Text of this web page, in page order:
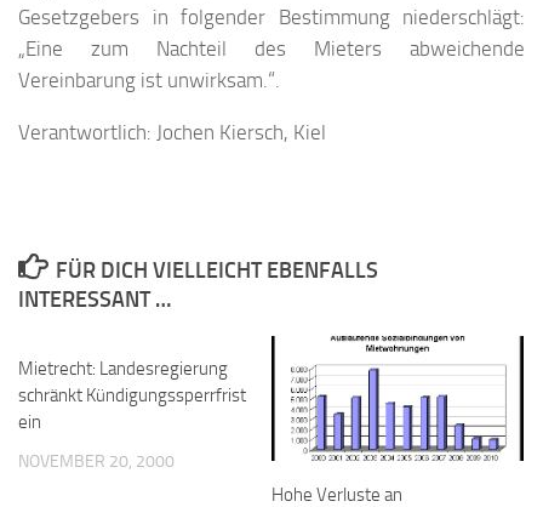
Gesetzgebers in folgender Bestimmung niederschlägt:
„Eine zum Nachteil des Mieters abweichende
Vereinbarung ist unwirksam.“.
Verantwortlich: Jochen Kiersch, Kiel
FÜR DICH VIELLEICHT EBENFALLS
INTERESSANT …
Mietrecht: Landesregierung
schränkt Kündigungssperrfrist
ein
NOVEMBER 20, 2000
Hohe Verluste an